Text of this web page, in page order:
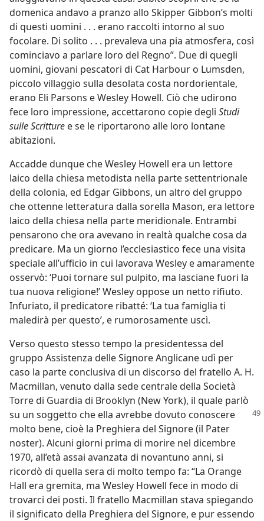
domenica andavo a pranzo allo Skipper Gibbon’s molti
di questi uomini . . . erano raccolti intorno al suo
focolare. Di solito . . . prevaleva una pia atmosfera, così
cominciavo a parlare loro del Regno”. Due di quegli
uomini, giovani pescatori di Cat Harbour o Lumsden,
piccolo villaggio sulla desolata costa nordorientale,
erano Eli Parsons e Wesley Howell. Ciò che udirono
fece loro impressione, accettarono copie degli Studi
sulle Scritture e se le riportarono alle loro lontane
abitazioni.
Accadde dunque che Wesley Howell era un lettore
laico della chiesa metodista nella parte settentrionale
della colonia, ed Edgar Gibbons, un altro del gruppo
che ottenne letteratura dalla sorella Mason, era lettore
laico della chiesa nella parte meridionale. Entrambi
pensarono che ora avevano in realtà qualche cosa da
predicare. Ma un giorno l’ecclesiastico fece una visita
speciale all’ufficio in cui lavorava Wesley e amaramente
osservò: ‘Puoi tornare sul pulpito, ma lasciane fuori la
tua nuova religione!’ Wesley oppose un netto rifiuto.
Infuriato, il predicatore ribatté: ‘La tua famiglia ti
maledirà per questo’, e rumorosamente uscì.
Verso questo stesso tempo la presidentessa del
gruppo Assistenza delle Signore Anglicane udì per
caso la parte conclusiva di un discorso del fratello A. H.
Macmillan, venuto dalla sede centrale della Società
Torre di Guardia di Brooklyn (New York), il quale parlò
su un soggetto che ella avrebbe dovuto conoscere
molto bene, cioè la Preghiera del Signore (il Pater
noster). Alcuni giorni prima di morire nel dicembre
1970, all’età assai avanzata di novantuno anni, si
ricordò di quella sera di molto tempo fa: “La Orange
Hall era gremita, ma Wesley Howell fece in modo di
trovarci dei posti. Il fratello Macmillan stava spiegando
il significato della Preghiera del Signore, e pur essendo